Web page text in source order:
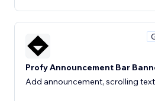
Profy Announcement Bar
Add announcement, scrolling